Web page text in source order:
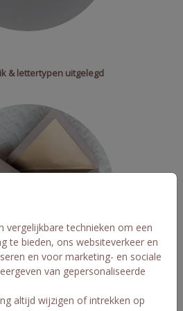
vergelijkbare technieken om een
te bieden, ons websiteverkeer en
en voor marketing- en sociale
van gepersonaliseerde
altijd wijzigen of intrekken op
& lettertypen uitgelegd